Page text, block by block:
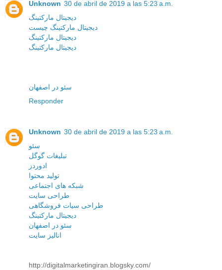
Unknown 30 de abril de 2019 a las 5:23 a.m.
دیجیتال مارکتینگ
دیجیتال مارکتینگ چیست
دیجیتال مارکتینگ
دیجیتال مارکتینگ
سئو در اصفهان
Responder
Unknown 30 de abril de 2019 a las 5:23 a.m.
سئو
تبلیغات گوگل
ادوردز
تولید محتوا
شبکه های اجتماعی
طراحی سایت
طراحی سیات فروشگاهی
دیجیتال مارکتینگ
سئو در اصفهان
انالیز سایت
http://digitalmarketingiran.blogsky.com/